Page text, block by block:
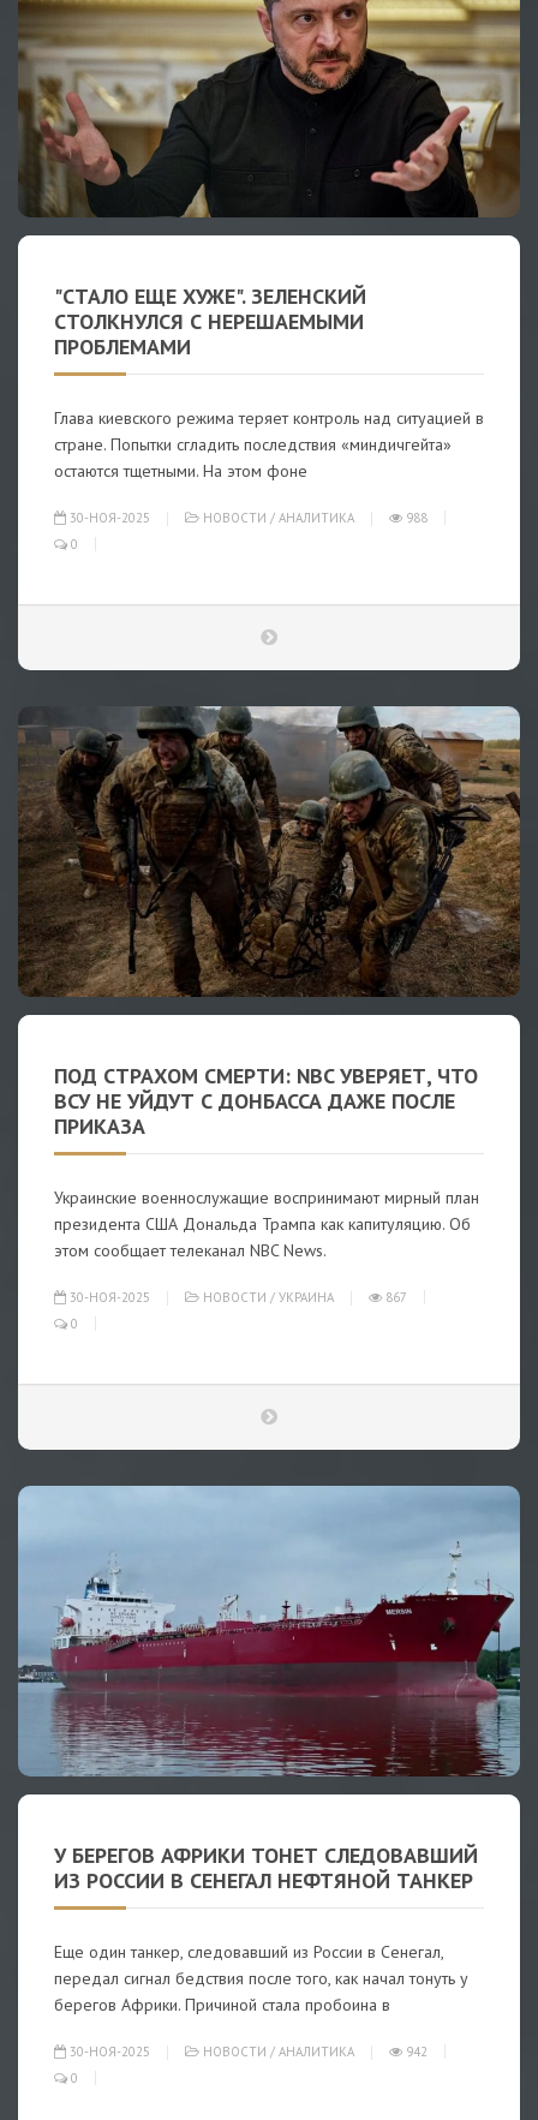
"СТАЛО ЕЩЕ ХУЖЕ". ЗЕЛЕНСКИЙ
СТОЛКНУЛСЯ С НЕРЕШАЕМЫМИ
ПРОБЛЕМАМИ
Глава киевского режима теряет контроль над ситуацией в
стране. Попытки сгладить последствия «миндичгейта»
остаются тщетными. На этом фоне
30-НОЯ-2025 НОВОСТИ / АНАЛИТИКА
988
0
ПОД СТРАХОМ СМЕРТИ: NBC УВЕРЯЕТ, ЧТО
ВСУ НЕ УЙДУТ С ДОНБАССА ДАЖЕ ПОСЛЕ
ПРИКАЗА
Украинские военнослужащие воспринимают мирный план
президента США Дональда Трампа как капитуляцию. Об
этом сообщает телеканал NBC News.
30-НОЯ-2025 НОВОСТИ / УКРАИНА
867
0
У БЕРЕГОВ АФРИКИ ТОНЕТ СЛЕДОВАВШИЙ
ИЗ РОССИИ В СЕНЕГАЛ НЕФТЯНОЙ ТАНКЕР
Еще один танкер, следовавший из России в Сенегал,
передал сигнал бедствия после того, как начал тонуть у
берегов Африки. Причиной стала пробоина в
30-НОЯ-2025 НОВОСТИ / АНАЛИТИКА
942
0